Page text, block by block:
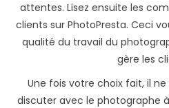
attentes. Lisez ensuite les
clients sur PhotoPresta. Ceci
qualité du travail du
gère les
Une fois votre choix fait, il
discuter avec le photographe